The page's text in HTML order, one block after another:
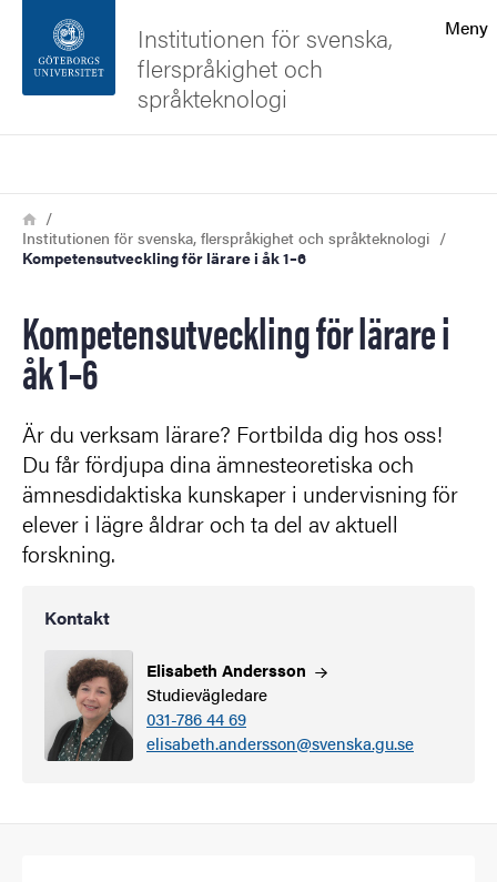
Sidfoten
Om webbplatsen
Meny
Institutionen för svenska,
flerspråkighet och
språkteknologi
Länkstig
Hem
Institutionen för svenska, flerspråkighet och språkteknologi
Kompetensutveckling för lärare i åk 1–6
Kompetensutveckling för lärare i
åk 1–6
Är du verksam lärare? Fortbilda dig hos oss!
Du får fördjupa dina ämnesteoretiska och
ämnesdidaktiska kunskaper i undervisning för
elever i lägre åldrar och ta del av aktuell
forskning.
Kontakt
Elisabeth Andersson
Studievägledare
031-786 44 69
elisabeth.andersson@svenska.gu.se